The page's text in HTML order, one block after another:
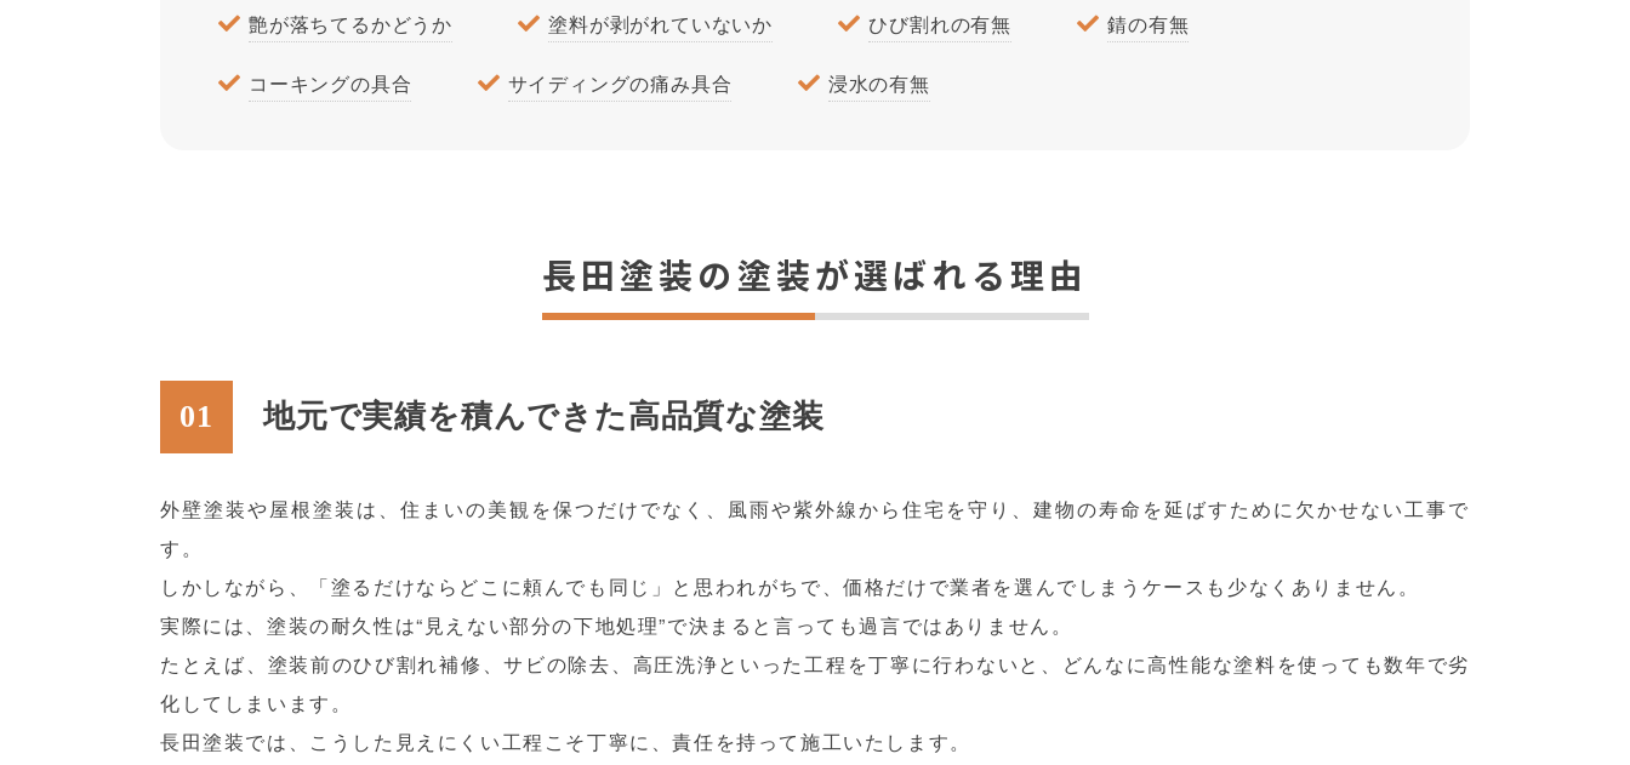
艶が落ちてるかどうか 塗料が剥がれていないか ひび割れの有無 錆の有無
コーキングの具合 サイディングの痛み具合 浸水の有無
長田塗装の塗装が選ばれる理由
01 地元で実績を積んできた高品質な塗装
外壁塗装や屋根塗装は、住まいの美観を保つだけでなく、風雨や紫外線から住宅を守り、建物の寿命を延ばすために欠かせない工事で
す。
しかしながら、「塗るだけならどこに頼んでも同じ」と思われがちで、価格だけで業者を選んでしまうケースも少なくありません。
実際には、塗装の耐久性は“見えない部分の下地処理”で決まると言っても過言ではありません。
たとえば、塗装前のひび割れ補修、サビの除去、高圧洗浄といった工程を丁寧に行わないと、どんなに高性能な塗料を使っても数年で劣
化してしまいます。
長田塗装では、こうした見えにくい工程こそ丁寧に、責任を持って施工いたします。